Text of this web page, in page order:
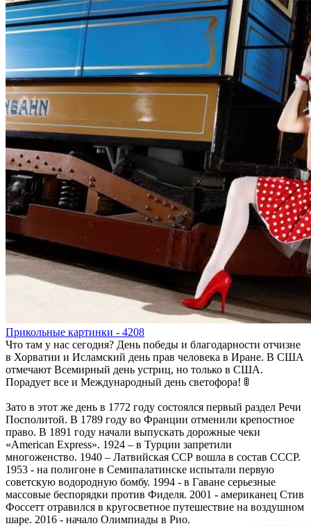
Прикольные картинки - 4208
Что там у нас сегодня? День победы и благодарности отчизне
в Хорватии и Исламский день прав человека в Иране. В США
отмечают Всемирный день устриц, но только в США.
Порадует все и Международный день светофора! 🚦
Зато в этот же день в 1772 году состоялся первый раздел Речи
Посполитой. В 1789 году во Франции отменили крепостное
право. В 1891 году начали выпускать дорожные чеки
«American Express». 1924 – в Турции запретили
многоженство. 1940 – Латвийская ССР вошла в состав СССР.
1953 - на полигоне в Семипалатинске испытали первую
советскую водородную бомбу. 1994 - в Гаване серьезные
массовые беспорядки против Фиделя. 2001 - американец Стив
Фоссетт отравился в кругосветное путешествие на воздушном
шаре. 2016 - начало Олимпиады в Рио.